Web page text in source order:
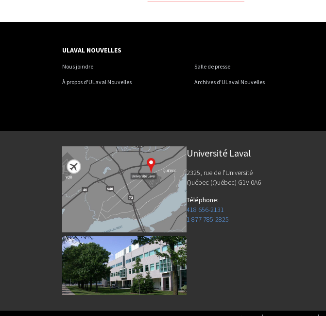
ULAVAL NOUVELLES
Nous joindre Salle de presse
À propos d'ULaval Nouvelles Archives d'ULaval Nouvelles
Université Laval
2325, rue de l'Université
Québec (Québec) G1V 0A6
Téléphone:
418 656-2131
1 877 785-2825